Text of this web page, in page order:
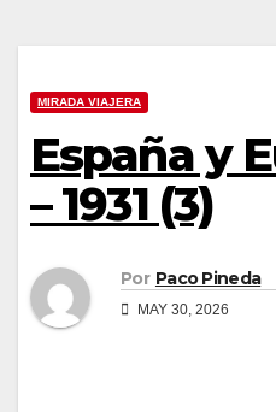
MIRADA VIAJERA
España y
– 1931 (3)
Por Paco Pineda
MAY 30, 2026